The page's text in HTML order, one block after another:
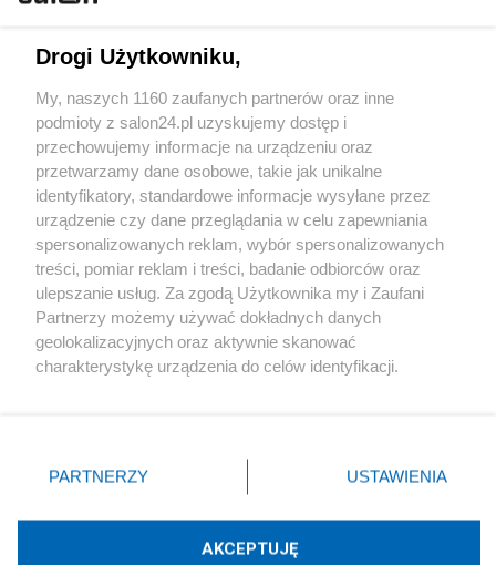
Sport
Społeczeństwo
Kultura
X Facebook Instagram Youtube
Drogi Użytkowniku,
My, naszych 1160 zaufanych partnerów oraz inne
podmioty z salon24.pl uzyskujemy dostęp i
przechowujemy informacje na urządzeniu oraz
przetwarzamy dane osobowe, takie jak unikalne
identyfikatory, standardowe informacje wysyłane przez
urządzenie czy dane przeglądania w celu zapewniania
spersonalizowanych reklam, wybór spersonalizowanych
treści, pomiar reklam i treści, badanie odbiorców oraz
ulepszanie usług. Za zgodą Użytkownika my i Zaufani
Partnerzy możemy używać dokładnych danych
geolokalizacyjnych oraz aktywnie skanować
charakterystykę urządzenia do celów identyfikacji.
zmienić/wycofać klikając przycisk ustawień prywatności
znajdujący się w lewym dolnym rogu strony
rodzaje przetwarzania danych nie wymagają zgody
użytkownika, ale masz prawo sprzeciwić się takiemu
PARTNERZY USTAWIENIA
AKCEPTUJĘ